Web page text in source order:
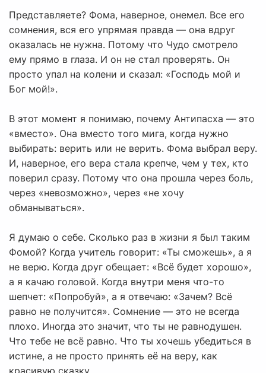
Представляете? Фома, наверное, онемел. Все его
сомнения, вся его упрямая правда — она вдруг
оказалась не нужна. Потому что Чудо смотрело
ему прямо в глаза. И он не стал проверять. Он
просто упал на колени и сказал: «Господь мой и
Бог мой!».
В этот момент я понимаю, почему Антипасха — это
«вместо». Она вместо того мига, когда нужно
выбирать: верить или не верить. Фома выбрал веру.
И, наверное, его вера стала крепче, чем у тех, кто
поверил сразу. Потому что она прошла через боль,
через «невозможно», через «не хочу
обманываться».
Я думаю о себе. Сколько раз в жизни я был таким
Фомой? Когда учитель говорит: «Ты сможешь», а я
не верю. Когда друг обещает: «Всё будет хорошо»,
а я качаю головой. Когда внутри меня что-то
шепчет: «Попробуй», а я отвечаю: «Зачем? Всё
равно не получится». Сомнение — это не всегда
плохо. Иногда это значит, что ты не равнодушен.
Что тебе не всё равно. Что ты хочешь убедиться в
истине, а не просто принять её на веру, как